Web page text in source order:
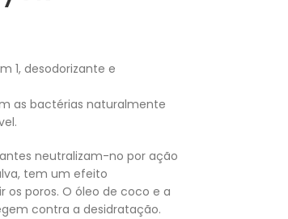
1, desodorizante e
as bactérias naturalmente
neutralizam-no por ação
tem um efeito
poros. O óleo de coco e a
contra a desidratação.